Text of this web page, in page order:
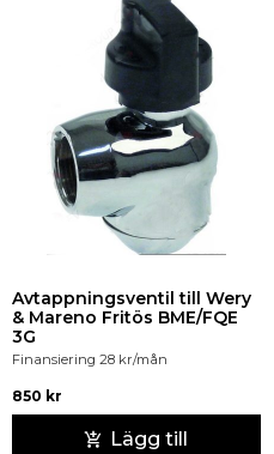
Avtappningsventil till Wery
& Mareno Fritös BME/FQE
3G
Finansiering 28 kr/mån
850 kr
Lägg till